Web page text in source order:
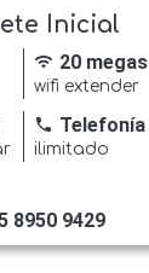
Inicial
wifi 20 megas
wifi extender
phone Telefonía
ilimitado
8950 9429